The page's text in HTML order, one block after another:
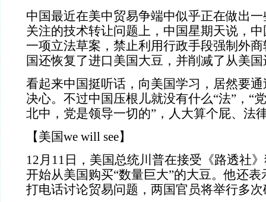
中国最近在美中贸易争端中似乎正在做出
关注的技术转让问题上，中国星期天说，
一项立法草案，禁止利用行政手段强制外
国还恢复了进口美国大豆，并削减了从美
看起来中国挺听话，向美国学习，居然要通
决心。不过中国压根儿就没有什么“法”，“
北中，党是领导一切的”，人大算个屁、法
【美国we will see】
12月11日，美国总统川普在接受《路透社
开始从美国购买“数量巨大”的大豆。他还
打电话讨论贸易问题，两国官员将举行多次